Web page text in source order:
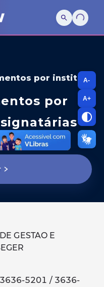
A-
A+
Envio de documentos por instituições consignatárias credenciadas
por
GESTAO E
5201 / 3636-